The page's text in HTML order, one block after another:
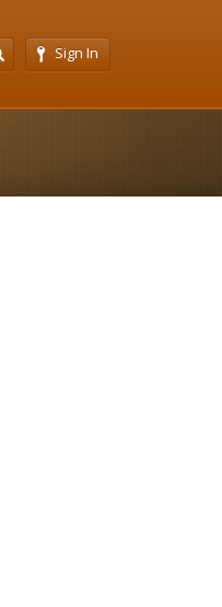
Sign In